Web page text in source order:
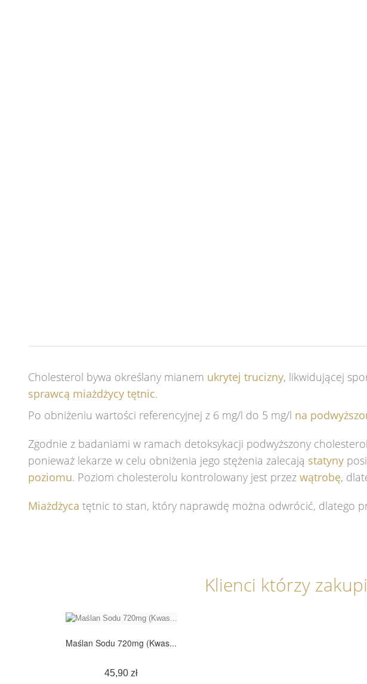
Cholesterol bywa określany mianem ukrytej trucizny, likwidującej
sprawcą miażdżycy tętnic.
Po obniżeniu wartości referencyjnej z 6 mg/l do 5 mg/l na
Zgodnie z badaniami w ramach detoksykacji podwyższony
ponieważ lekarze w celu obniżenia jego stężenia zalecają statyny
poziomu. Poziom cholesterolu kontrolowany jest przez wątrobę,
Miażdżyca tętnic to stan, który naprawdę można odwrócić, dlatego
Klienci którzy
Maślan Sodu 720mg (Kwas...
45,90 złCena